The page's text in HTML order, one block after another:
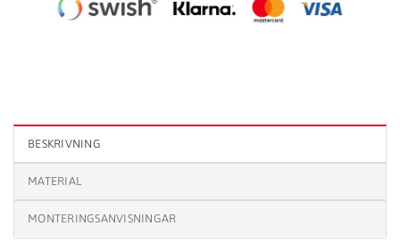
BESKRIVNING
MATERIAL
MONTERINGSANVISNINGAR